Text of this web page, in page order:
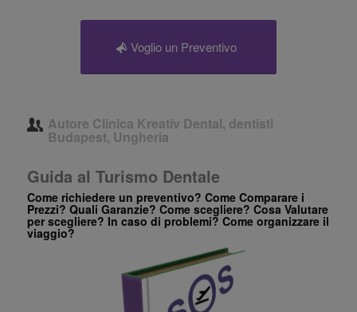
Voglio un Preventivo
Autore Clinica Kreativ Dental, dentisti
Budapest, Ungheria
Guida al Turismo Dentale
Come richiedere un preventivo? Come Comparare i
Prezzi? Quali Garanzie? Come scegliere? Cosa Valutare
per scegliere? In caso di problemi? Come organizzare il
viaggio?